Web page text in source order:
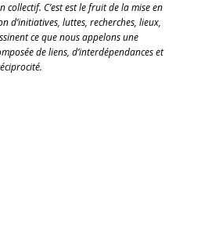
collectif. C’est est le fruit de la mise en
d’initiatives, luttes, recherches, lieux,
ce que nous appelons une
de liens, d’interdépendances et